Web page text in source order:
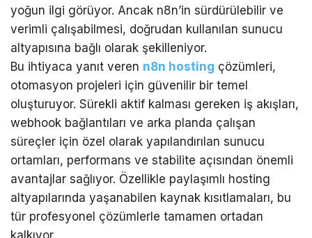
yoğun ilgi görüyor. Ancak n8n’in sürdürülebilir ve
verimli çalışabilmesi, doğrudan kullanılan sunucu
altyapısına bağlı olarak şekilleniyor.
Bu ihtiyaca yanıt veren n8n hosting çözümleri,
otomasyon projeleri için güvenilir bir temel
oluşturuyor. Sürekli aktif kalması gereken iş akışları,
webhook bağlantıları ve arka planda çalışan
süreçler için özel olarak yapılandırılan sunucu
ortamları, performans ve stabilite açısından önemli
avantajlar sağlıyor. Özellikle paylaşımlı hosting
altyapılarında yaşanabilen kaynak kısıtlamaları, bu
tür profesyonel çözümlerle tamamen ortadan